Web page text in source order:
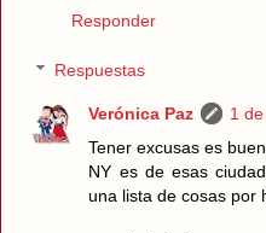
Responder
Respuestas
Verónica Paz
1
Tener excusas es
NY es de esas
una lista de cosas por